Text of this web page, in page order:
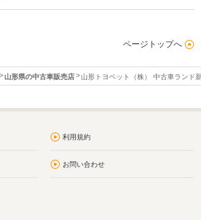
ページトップへ
山形県の中古車販売店 山形トヨペット（株） 中古車ランド
利用規約
お問い合わせ